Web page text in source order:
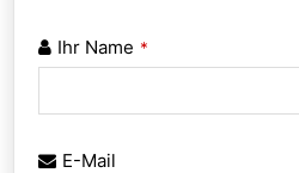
Ihr Name *
E-Mail